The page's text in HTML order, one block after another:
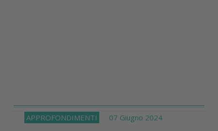
APPROFONDIMENTI 07 Giugno 2024